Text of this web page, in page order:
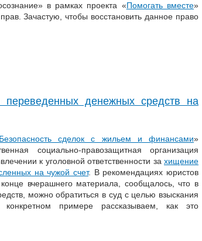
в рамках проекта «Помогать вместе»
Зачастую, чтобы восстановить данное право
денежных средств на
Безопасность сделок с жильем и финансами»
социально-правозащитная организация
к уголовной ответственности за хищение
на чужой счет. В рекомендациях юристов
вчерашнего материала, сообщалось, что в
можно обратиться в суд с целью взыскания
конкретном примере рассказываем, как это